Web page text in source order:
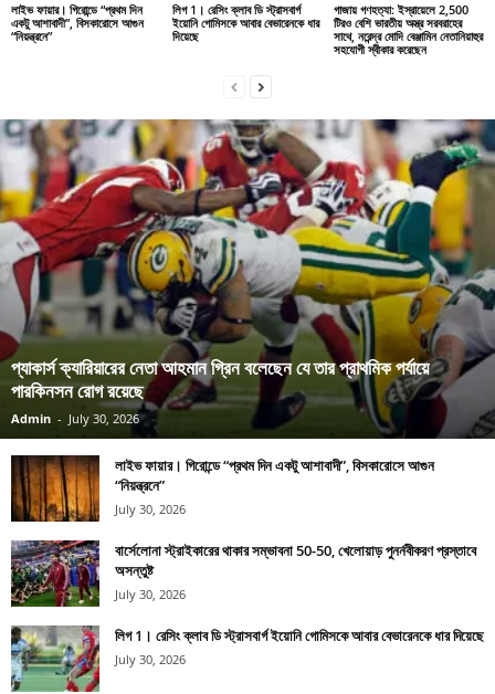
লাইভ ফায়ার। গিরোন্ডে “প্রথম দিন
একটু আশাবাদী”, বিসকারোসে আগুন
“নিয়ন্ত্রনে”
লিগ 1। রেসিং ক্লাব ডি স্ট্রাসবার্গ
ইয়োনি গোমিসকে আবার বেভারেনকে ধার
দিয়েছে
গাজায় গণহত্যা: ইস্রায়েলে 2,500
টিরও বেশি ভারতীয় অস্ত্র সরবরাহের
সাথে, নরেন্দ্র মোদি বেঞ্জামিন নেতানিয়াহুর
সহযোগী স্বীকার করেছেন
প্যাকার্স ক্যারিয়ারের নেতা আহমান গ্রিন বলেছেন যে তার প্রাথমিক পর্যায়ে
পারকিনসন রোগ রয়েছে
Admin - July 30, 2026
লাইভ ফায়ার। গিরোন্ডে “প্রথম দিন একটু আশাবাদী”, বিসকারোসে আগুন
“নিয়ন্ত্রনে”
July 30, 2026
বার্সেলোনা স্ট্রাইকারের থাকার সম্ভাবনা 50-50, খেলোয়াড় পুনর্নবীকরণ প্রস্তাবে
অসন্তুষ্ট
July 30, 2026
লিগ 1। রেসিং ক্লাব ডি স্ট্রাসবার্গ ইয়োনি গোমিসকে আবার বেভারেনকে ধার দিয়েছে
July 30, 2026